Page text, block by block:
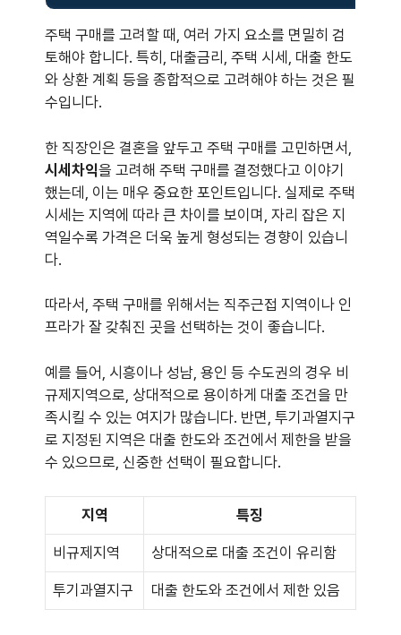
주택 구매를 고려할 때, 여러 가지 요소를 면밀히 검
토해야 합니다. 특히, 대출금리, 주택 시세, 대출 한도
와 상환 계획 등을 종합적으로 고려해야 하는 것은 필
수입니다.
한 직장인은 결혼을 앞두고 주택 구매를 고민하면서,
시세차익을 고려해 주택 구매를 결정했다고 이야기
했는데, 이는 매우 중요한 포인트입니다. 실제로 주택
시세는 지역에 따라 큰 차이를 보이며, 자리 잡은 지
역일수록 가격은 더욱 높게 형성되는 경향이 있습니
다.
따라서, 주택 구매를 위해서는 직주근접 지역이나 인
프라가 잘 갖춰진 곳을 선택하는 것이 좋습니다.
예를 들어, 시흥이나 성남, 용인 등 수도권의 경우 비
규제지역으로, 상대적으로 용이하게 대출 조건을 만
족시킬 수 있는 여지가 많습니다. 반면, 투기과열지구
로 지정된 지역은 대출 한도와 조건에서 제한을 받을
수 있으므로, 신중한 선택이 필요합니다.
지역 특징
비규제지역 상대적으로 대출 조건이 유리함
투기과열지구 대출 한도와 조건에서 제한 있음